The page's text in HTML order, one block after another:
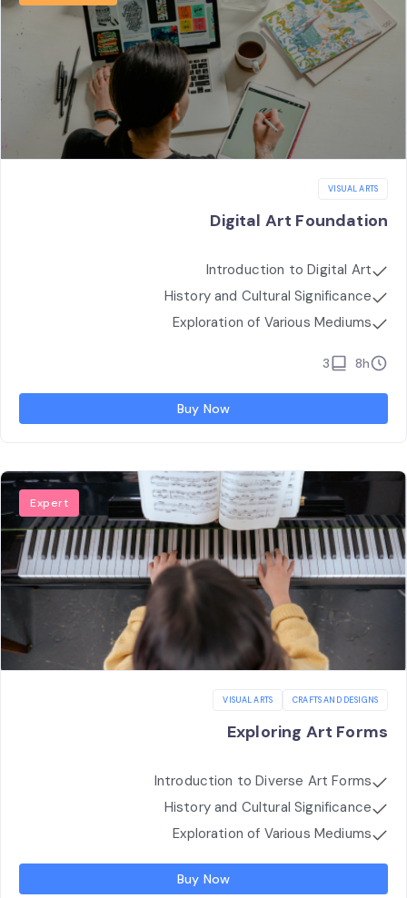
VISUAL ARTS
Digital Art Foundation
Introduction to Digital Art
History and Cultural Significance
Exploration of Various Mediums
8h
3
Buy Now
Expert
CRAFTS AND DESIGNS
VISUAL ARTS
Exploring Art Forms
Introduction to Diverse Art Forms
History and Cultural Significance
Exploration of Various Mediums
Buy Now